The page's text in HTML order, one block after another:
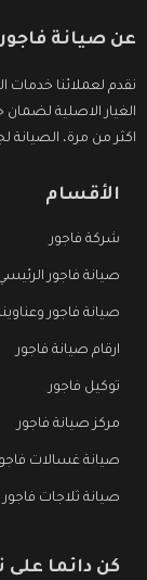
عن صيانة فاجور
نقدم لعملائنا
الغيار الاصلية
اكثر من مرة، الصيانة
الأقسام
شركة فاجور
صيانة فاجور
صيانة فاجور
ارقام صيانة فاجور
توكيل فاجور
مركز صيانة فاجور
صيانة غسالات
صيانة ثلاجات فاجور
كن دائما